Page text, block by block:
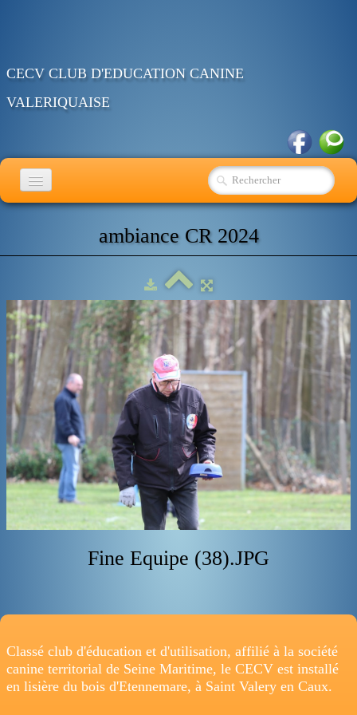
CECV CLUB D'EDUCATION CANINE
VALERIQUAISE
ACCUEIL
EDUCATION
OBEISSANCE
AGENDA
ADRESSE
ambiance CR 2024
Fine Equipe (38).JPG
Classé club d'éducation et d'utilisation, affilié à la société
canine territorial de Seine Maritime, le CECV est installé
en lisière du bois d'Etennemare, à Saint Valery en Caux.